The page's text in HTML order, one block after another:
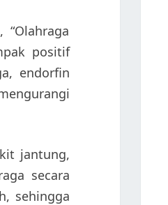
positif
endorfin
jantung,
secara
sehingga